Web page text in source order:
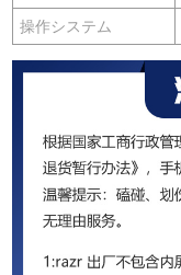
操作システム